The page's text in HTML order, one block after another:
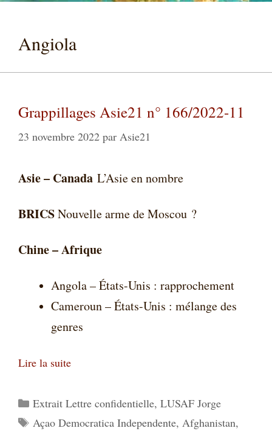
Angiola
Grappillages Asie21 n° 166/2022-11
23 novembre 2022 par Asie21
Asie – Canada L’Asie en nombre
BRICSNouvelle arme de Moscou ?
Chine – Afrique
Angola – États-Unis : rapprochement
Cameroun – États-Unis : mélange des
genres
Lire la suite
Catégories
Extrait Lettre confidentielle, LUSAF Jorge
Étiquettes
Açao Democratica Independente, Afghanistan,